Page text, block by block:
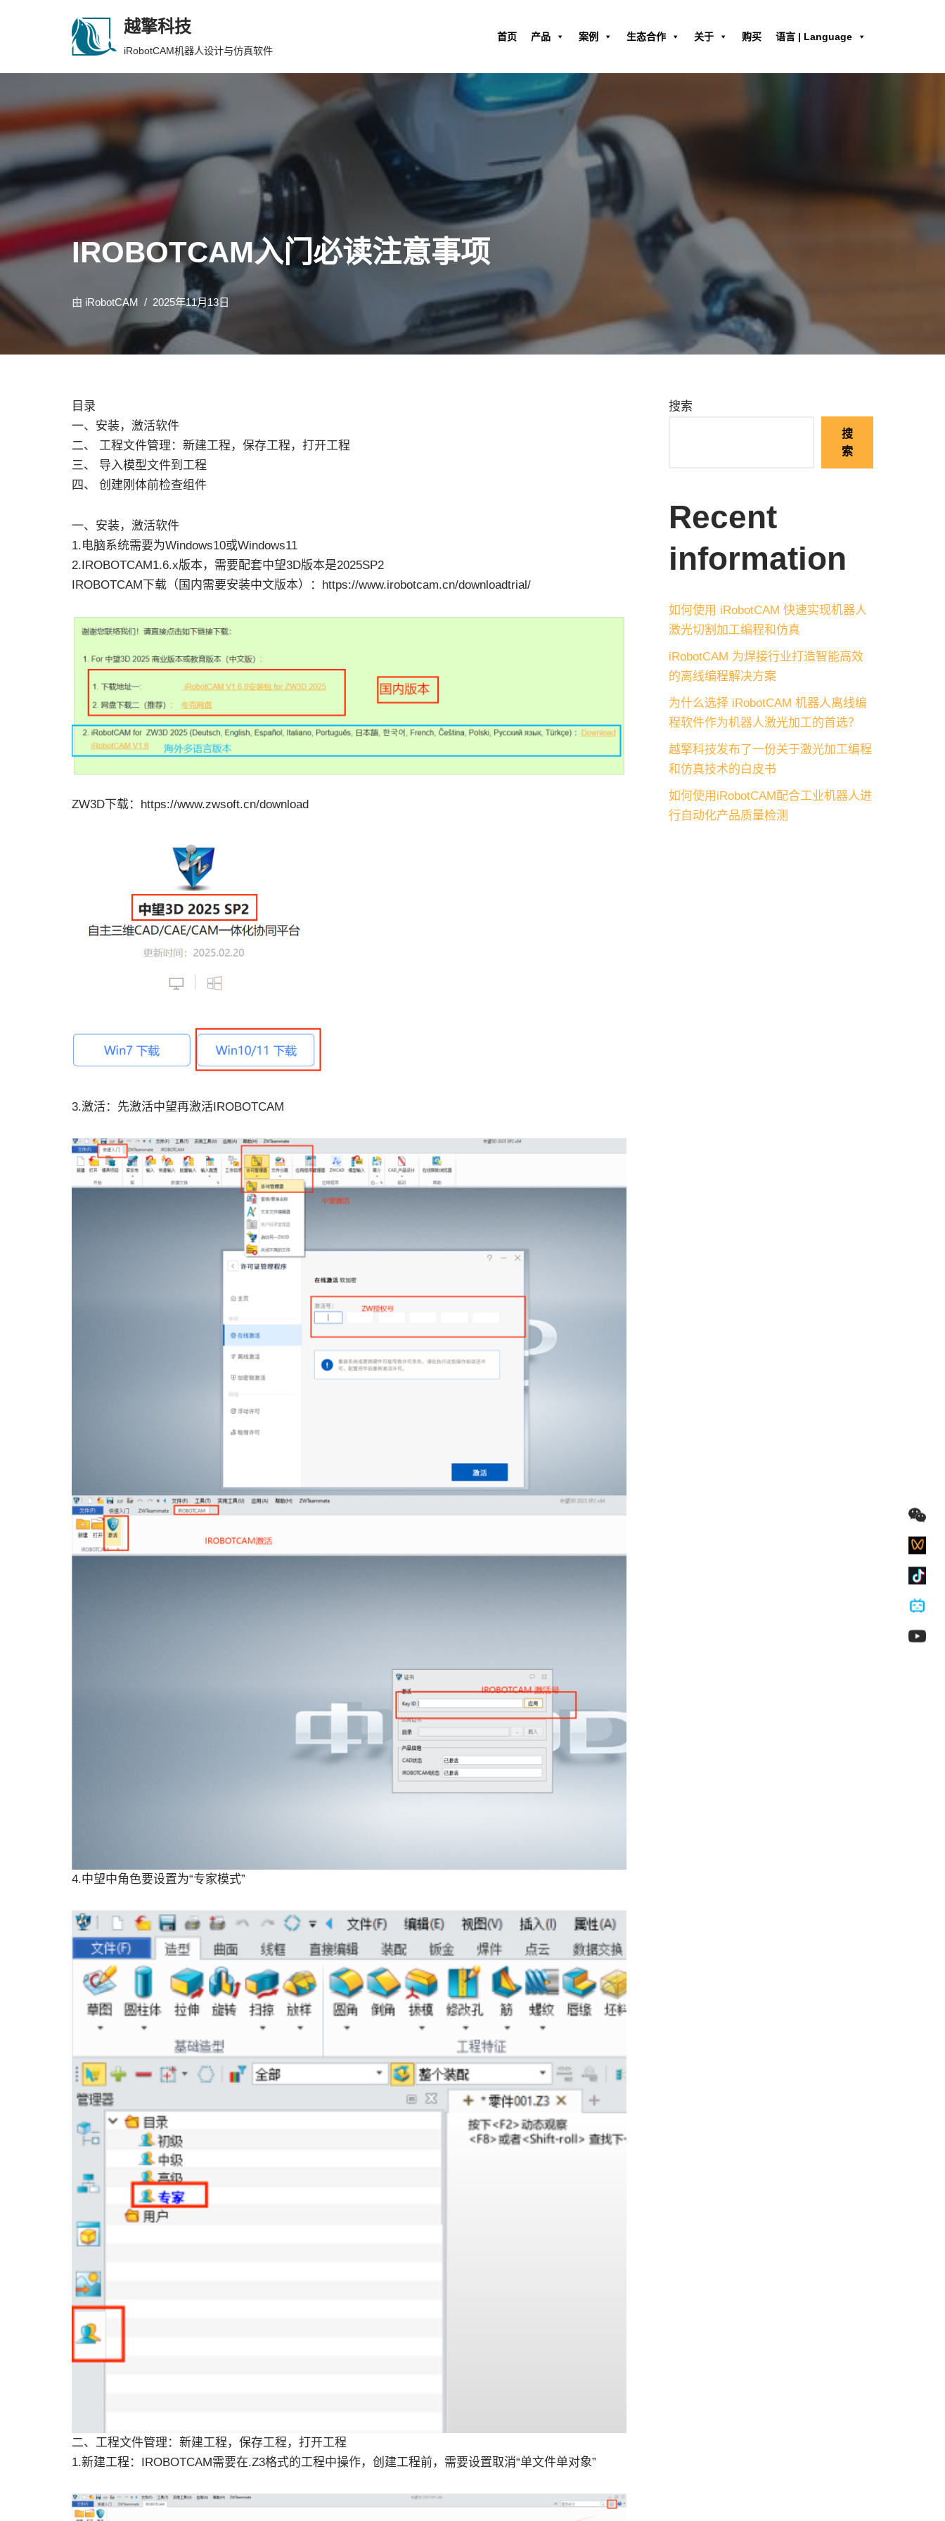
越擎科技
iRobotCAM机器人设计与仿真软件
首页 产品 案例 生态合作 关于 购买 语言 | Language
IROBOTCAM入门必读注意事项
由 iRobotCAM 2025年11月13日
目录
一、安装，激活软件
二、 工程文件管理：新建工程，保存工程，打开工程
三、 导入模型文件到工程
四、 创建刚体前检查组件
一、安装，激活软件
1.电脑系统需要为Windows10或Windows11
2.IROBOTCAM1.6.x版本，需要配套中望3D版本是2025SP2
IROBOTCAM下载（国内需要安装中文版本）：https://www.irobotcam.cn/downloadtrial/
ZW3D下载：https://www.zwsoft.cn/download
3.激活：先激活中望再激活IROBOTCAM
4.中望中角色要设置为“专家模式”
二、工程文件管理：新建工程，保存工程，打开工程
1.新建工程：IROBOTCAM需要在.Z3格式的工程中操作，创建工程前，需要设置取消“单文件单对象”
搜索
搜
索
Recent
information
如何使用 iRobotCAM 快速实现机器人
激光切割加工编程和仿真
iRobotCAM 为焊接行业打造智能高效
的离线编程解决方案
为什么选择 iRobotCAM 机器人离线编
程软件作为机器人激光加工的首选？
越擎科技发布了一份关于激光加工编程
和仿真技术的白皮书
如何使用iRobotCAM配合工业机器人进
行自动化产品质量检测